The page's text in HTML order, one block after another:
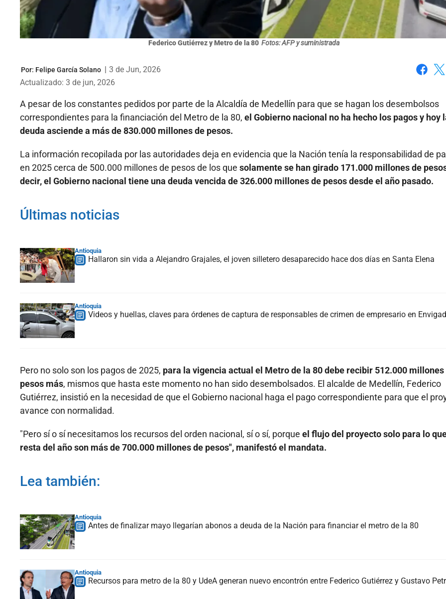
Federico Gutiérrez y Metro de la 80 Fotos: AFP y suministrada
Por: Felipe García Solano | 3 de Jun, 2026
Actualizado: 3 de jun, 2026
A pesar de los constantes pedidos por parte de la Alcaldía de Medellín para que se hagan los desembolsos
correspondientes para la financiación del Metro de la 80, el Gobierno nacional no ha hecho los pagos y hoy
deuda asciende a más de 830.000 millones de pesos.
La información recopilada por las autoridades deja en evidencia que la Nación tenía la responsabilidad de
en 2025 cerca de 500.000 millones de pesos de los que solamente se han girado 171.000 millones de
decir, el Gobierno nacional tiene una deuda vencida de 326.000 millones de pesos desde el año pasado.
Últimas noticias
Antioquia
Hallaron sin vida a Alejandro Grajales, el joven silletero desaparecido hace dos días en Santa Elena
Antioquia
Videos y huellas, claves para órdenes de captura de responsables de crimen de empresario en
Pero no solo son los pagos de 2025, para la vigencia actual el Metro de la 80 debe recibir 512.000 millones
pesos más, mismos que hasta este momento no han sido desembolsados. El alcalde de Medellín, Federico
Gutiérrez, insistió en la necesidad de que el Gobierno nacional haga el pago correspondiente para que el
avance con normalidad.
"Pero sí o sí necesitamos los recursos del orden nacional, sí o sí, porque el flujo del proyecto solo para lo
resta del año son más de 700.000 millones de pesos", manifestó el mandata.
Lea también:
Antioquia
Antes de finalizar mayo llegarían abonos a deuda de la Nación para financiar el metro de la 80
Antioquia
Recursos para metro de la 80 y UdeA generan nuevo encontrón entre Federico Gutiérrez y Gustavo